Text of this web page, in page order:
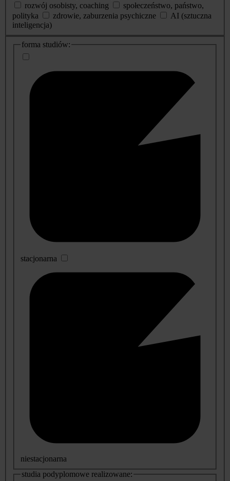
rozwój osobisty, coaching
społeczeństwo, państwo,
polityka
zdrowie, zaburzenia psychiczne
AI (sztuczna
inteligencja)
dodatkowe
informacje
forma studiów:
stacjonarna
niestacjonarna
studia podyplomowe realizowane: